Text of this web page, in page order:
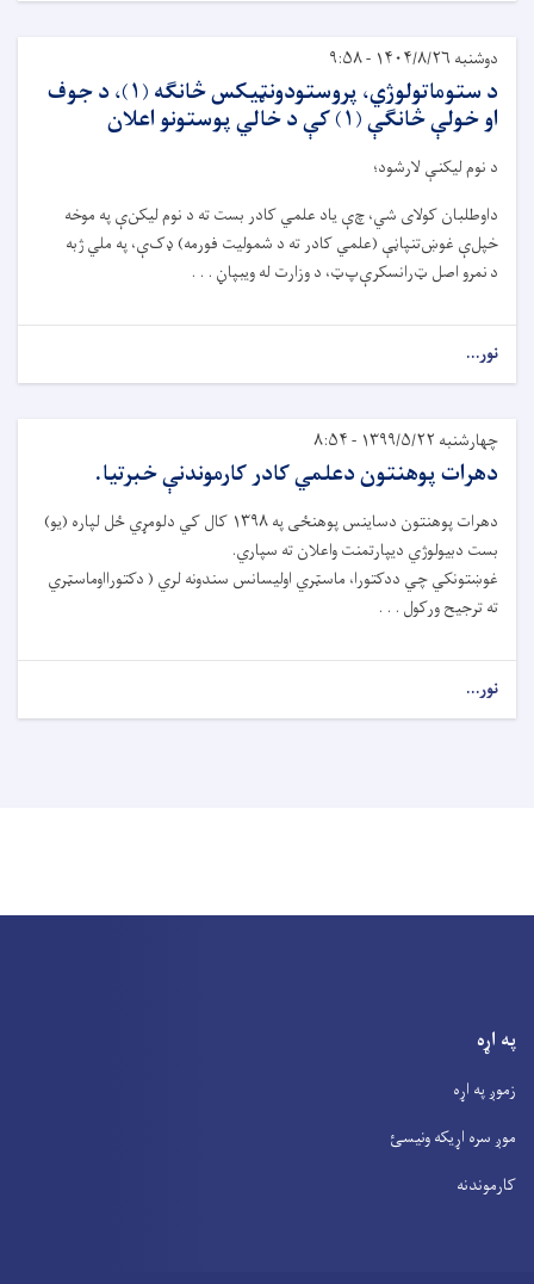
دوشنبه ۱۴۰۴/۸/۲۶ - ۹:۵۸
د ستوماتولوژي، پروستودونټیکس څانګه (۱)، د جوف
او خولې څانګې (۱) کې د خالي پوستونو اعلان
د نوم لیکنېلارشود؛
داوطلبان کولای شي،چېیاد علمي کادر بست ته د نوم لیکنېپه موخه
خپلې غوښتنپاڼې (علمي کادر ته د شمولیت فورمه)ډکې،په ملي ژبه
دنمرو اصل ټرانسکرېپټ، دوزارت له ویبپاڼ . . .
نور...
چهارشنبه ۱۳۹۹/۵/۲۲ - ۸:۵۴
دهرات پوهنتون دعلمي کادر کارموندنې خبرتیا.
دهرات پوهنتون دساینس پوهنځی په ۱۳۹۸ کال کي دلومړي ځل لپاره (یو)
بست دبیولوژي دیپارتمنت واعلان ته سپاري.
غوښتونکي چي ددکتورا، ماسټري اولیسانس سندونه لري ( دکتورااوماسټري
ته ترجیح ورکول . . .
نور...
په اړه
زموږ په اړه
موږ سره اړیکه ونیسئ
کارموندنه